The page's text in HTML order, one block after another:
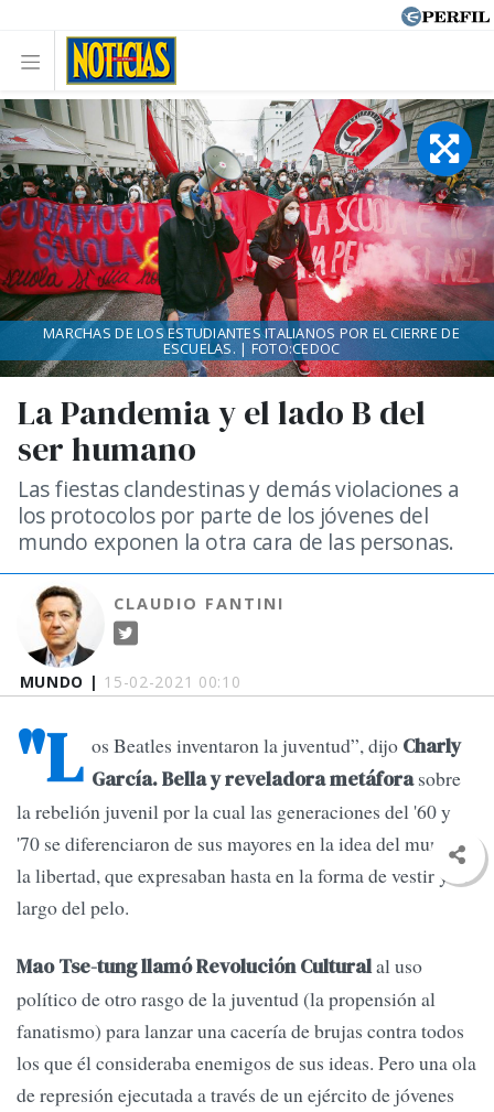
MUNDO | 15-02-2021 00:10
La Pandemia y el lado B del
ser humano
Las fiestas clandestinas y demás violaciones a
los protocolos por parte de los jóvenes del
mundo exponen la otra cara de las personas.
CLAUDIO FANTINI
MARCHAS DE LOS ESTUDIANTES ITALIANOS POR EL CIERRE DE
ESCUELAS. | FOTO:CEDOC
"L os Beatles inventaron la juventud”, dijo Charly
García. Bella y reveladora metáforasobre
la rebelión juvenil por la cual las generaciones del '60 y
'70 se diferenciaron de sus mayores en la idea del mundo y
la libertad, que expresaban hasta en la forma de vestir y el
largo del pelo.
Mao Tse-tung llamó Revolución Culturalal uso
político de otro rasgo de la juventud (la propensión al
fanatismo) para lanzar una cacería de brujas contra todos
los que él consideraba enemigos de sus ideas. Pero una ola
de represión ejecutada a través de un ejército de jóvenes